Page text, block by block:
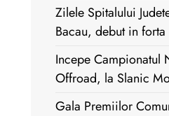
Zilele Spitalului
Bacau, debut in forta
Incepe Campionatul
Offroad, la Slanic
Gala Premiilor